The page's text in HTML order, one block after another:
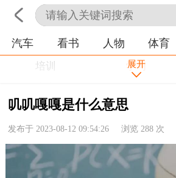
首页 科技 生活
汽车 看书 人物 体育
培训 学习
农业
命理
健康
历史
展开
叽叽嘎嘎是什么意思
发布于 2023-08-12 09:54:26 浏览288 次